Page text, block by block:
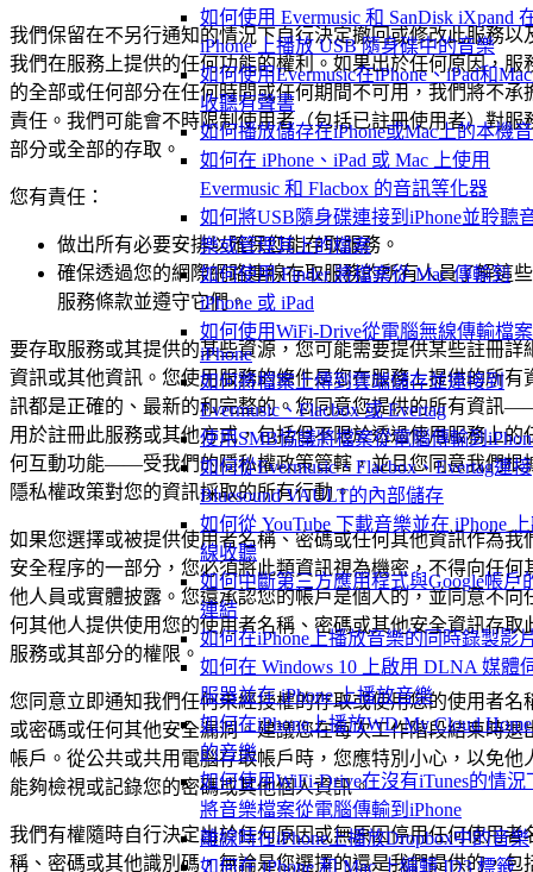
如何使用 Evermusic 和 SanDisk iXpand
iPhone 上播放 USB 隨身碟中的音樂
如何使用Evermusic在iPhone、iPad和
收聽有聲書
如何播放儲存在iPhone或Mac上的本機
如何在 iPhone、iPad 或 Mac 上使用
Evermusic 和 Flacbox 的音訊等化器
如何將USB隨身碟連接到iPhone並聆聽
樂或管理其上的檔案
如何使用 Finder 將檔案從 Mac 傳輸到
iPhone 或 iPad
如何使用WiFi-Drive從電腦無線傳輸檔
iPhone
如何將檔案上傳到雲端儲存並連接到
Evermusic、Flacbox 或 Evertag
使用SMB協議將檔案從電腦傳輸到
如何從Evermusic、Flacbox、Evertag連接
Bluesound VAULT的內部儲存
如何從 YouTube 下載音樂並在 iPhone
線收聽
如何中斷第三方應用程式與Google帳戶
連結
如何在iPhone上播放音樂的同時錄製影
如何在 Windows 10 上啟用 DLNA 媒體
服器並在 iPhone 上播放音樂
如何在iPhone上播放WD My Cloud
的音樂
如何使用WiFi-Drive在沒有iTunes的情況
將音樂檔案從電腦傳輸到iPhone
離線時在iPhone上播放Dropbox中的音樂
如何在 iPhone 和 Mac 上編輯 ID3 標籤
我們保留在不另行通知的情況下自行決定撤回或修改此服務以
我們在服務上提供的任何功能的權利。如果出於任何原因，服
的全部或任何部分在任何時間或任何期間不可用，我們將不承
責任。我們可能會不時限制使用者（包括已註冊使用者）對服
部分或全部的存取。
您有責任：
做出所有必要安排以確保您能存取服務。
確保透過您的網際網路連線存取服務的所有人員了解這些
服務條款並遵守它們。
要存取服務或其提供的某些資源，您可能需要提供某些註冊詳
資訊或其他資訊。您使用服務的條件是您在服務上提供的所有
訊都是正確的、最新的和完整的。您同意您提供的所有資訊
用於註冊此服務或其他方式，包括但不限於透過使用服務上的
何互動功能——受我們的隱私權政策管轄，並且您同意我們根
隱私權政策對您的資訊採取的所有行動。
如果您選擇或被提供使用者名稱、密碼或任何其他資訊作為我
安全程序的一部分，您必須將此類資訊視為機密，不得向任何
他人員或實體披露。您還承認您的帳戶是個人的，並同意不向
何其他人提供使用您的使用者名稱、密碼或其他安全資訊存取
服務或其部分的權限。
您同意立即通知我們任何未經授權的存取或使用您的使用者名
或密碼或任何其他安全漏洞。建議您在每次工作階段結束時退
帳戶。從公共或共用電腦存取帳戶時，您應特別小心，以免他
能夠檢視或記錄您的密碼或其他個人資訊。
我們有權隨時自行決定出於任何原因或無原因停用任何使用者
稱、密碼或其他識別碼，無論是您選擇的還是我們提供的，包